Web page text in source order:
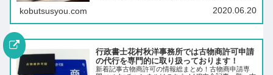
００円 ※URLの同時申請＋４,000円 法人
kobutsusyou.com 2020.06.20
行政書士花村秋洋事務所では古物商許可申請
の代行を専門的に取り扱っております！
新着記事古物商許可の情報総まとめ！古物商申請専